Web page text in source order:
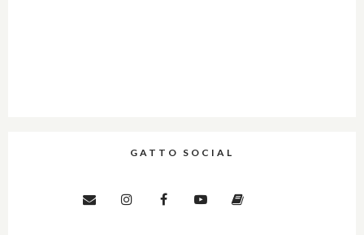
GATTO SOCIAL